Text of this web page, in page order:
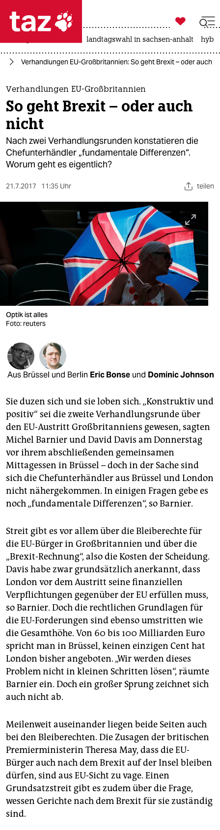
 taz zahl ich
taz zahl ich
themen
politik
öko
gesellschaft
sport
wahrheit
verlag
veranstaltungen
shop
fragen & hilfe
abo
genossenschaft
epaper login

taz zahl ich
landtagswahl in sachsen-anhalt
Verhandlungen EU-Großbritannien: So geht Brexit – oder auch
Verhandlungen EU-Großbritannien
So geht Brexit – oder auch
nicht
Nach zwei Verhandlungsrunden konstatieren die
Chefunterhändler „fundamentale Differenzen“.
Worum geht es eigentlich?
21.7.2017 11:35 Uhr teilen
Optik ist alles
Foto: reuters
Aus Brüssel und Berlin Eric Bonse und Dominic Johnson
Sie duzen sich und sie loben sich. „Konstruktiv und
positiv“ sei die zweite Verhandlungsrunde über
den EU-Austritt Großbritanniens gewesen, sagten
Michel Barnier und David Davis am Donnerstag
vor ihrem abschließenden gemeinsamen
Mittagessen in Brüssel – doch in der Sache sind
sich die Chef­unterhändler aus Brüssel und London
nicht nähergekommen. In einigen Fragen gebe es
noch „fundamentale Differenzen“, so Barnier.
Streit gibt es vor allem über die Bleiberechte für
die EU-Bürger in Großbritannien und über die
„Brexit-Rechnung“, also die Kosten der Scheidung.
Davis habe zwar grundsätzlich anerkannt, dass
London vor dem Austritt seine finanziellen
Verpflichtungen gegenüber der EU erfüllen muss,
so Barnier. Doch die rechtlichen Grundlagen für
die EU-Forderungen sind ebenso umstritten wie
die Gesamthöhe. Von 60 bis 100 Milliarden Euro
spricht man in Brüssel, keinen einzigen Cent hat
London bisher angeboten. „Wir werden dieses
Problem nicht in kleinen Schritten lösen“, räumte
Barnier ein. Doch ein großer Sprung zeichnet sich
auch nicht ab.
Meilenweit auseinander liegen beide Seiten auch
bei den Bleiberechten. Die Zusagen der britischen
Premierministerin Theresa May, dass die EU-
Bürger auch nach dem Brexit auf der Insel bleiben
dürfen, sind aus EU-Sicht zu vage. Einen
Grundsatzstreit gibt es zudem über die Frage,
wessen Gerichte nach dem Brexit für sie zuständig
sind.